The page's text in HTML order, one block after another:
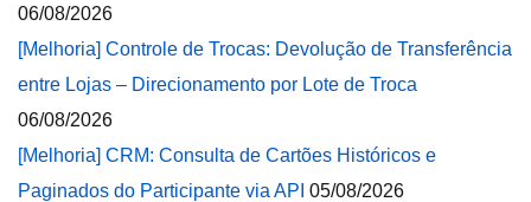
06/08/2026
[Melhoria] Controle de Trocas: Devolução de Transferência
entre Lojas – Direcionamento por Lote de Troca
06/08/2026
[Melhoria] CRM: Consulta de Cartões Históricos e
Paginados do Participante via API 05/08/2026